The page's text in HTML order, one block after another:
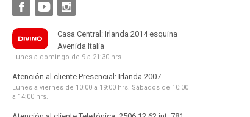
  
Casa Central: Irlanda 2014 esquina
Avenida Italia
Lunes a domingo de 9 a 21:30 hrs.
Atención al cliente Presencial: Irlanda 2007
Lunes a viernes de 10:00 a 19:00 hrs. Sábados de 10:00
a 14:00 hrs.